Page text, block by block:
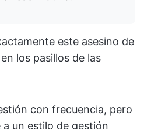
este asesino de
los pasillos de las
con frecuencia, pero
un estilo de gestión